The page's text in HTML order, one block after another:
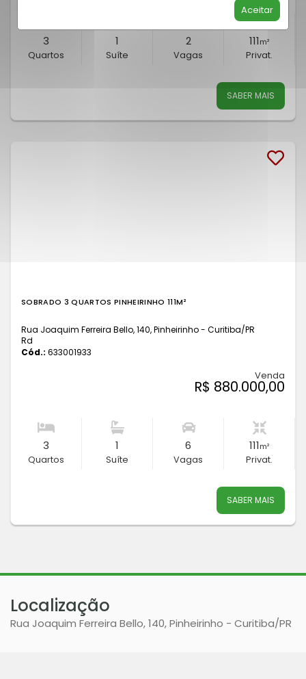
Aceitar
3
Quartos
1
Suíte
2
Vagas
111m²
Privat.
SABER MAIS
SOBRADO 3 QUARTOS PINHEIRINHO 111M²
Rua Joaquim Ferreira Bello, 140, Pinheirinho - Curitiba/PR
Rd
Cód.: 633001933
Venda
R$ 880.000,00
3
Quartos
1
Suíte
6
Vagas
111m²
Privat.
SABER MAIS
Localização
Rua Joaquim Ferreira Bello, 140, Pinheirinho - Curitiba/PR